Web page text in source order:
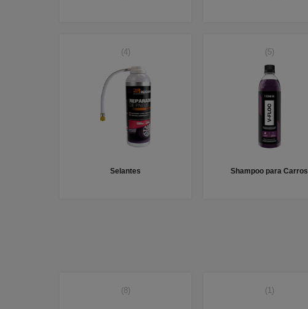
(4)
Selantes
(5)
Shampoo para Carros
(8) (1)